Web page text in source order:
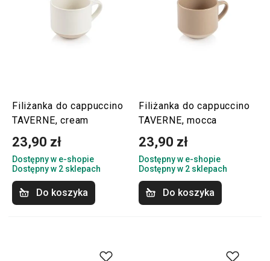
Filiżanka do cappuccino
TAVERNE, cream
23,90 zł
Dostępny w e-shopie
Dostępny w 2 sklepach
Do koszyka
Filiżanka do cappuccino
TAVERNE, mocca
23,90 zł
Dostępny w e-shopie
Dostępny w 2 sklepach
Do koszyka